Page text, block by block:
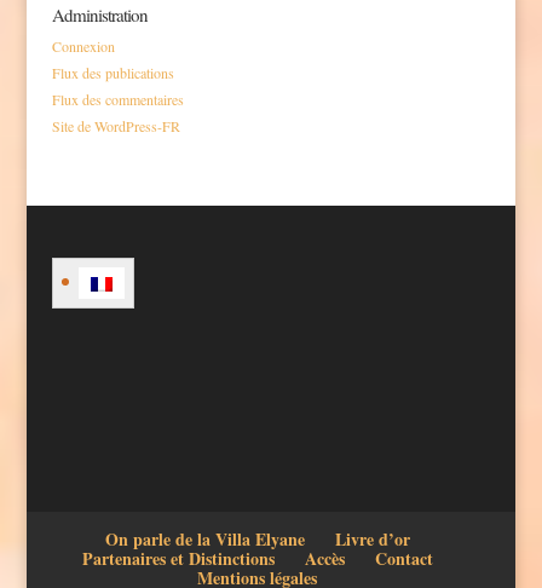
Administration
Connexion
Flux des publications
Flux des commentaires
Site de WordPress-FR
On parle de la Villa Elyane Livre d’or
Partenaires et Distinctions Accès Contact
Mentions légales